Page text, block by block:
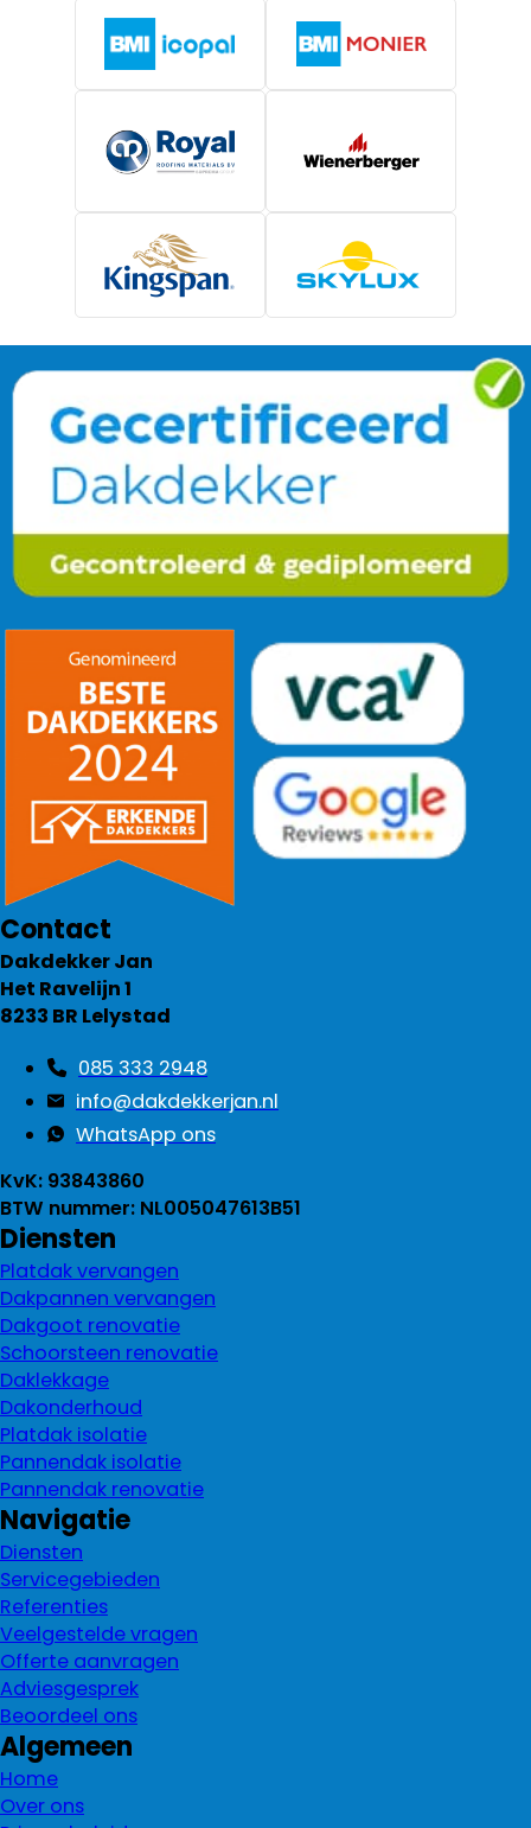
Contact
Dakdekker Jan
Het Ravelijn 1
8233 BR Lelystad
085 333 2948
info@dakdekkerjan.nl
WhatsApp ons
KvK: 93843860
BTW nummer: NL005047613B51
Diensten
Platdak vervangen
Dakpannen vervangen
Dakgoot renovatie
Schoorsteen renovatie
Daklekkage
Dakonderhoud
Platdak isolatie
Pannendak isolatie
Pannendak renovatie
Navigatie
Diensten
Servicegebieden
Referenties
Veelgestelde vragen
Offerte aanvragen
Adviesgesprek
Beoordeel ons
Algemeen
Home
Over ons